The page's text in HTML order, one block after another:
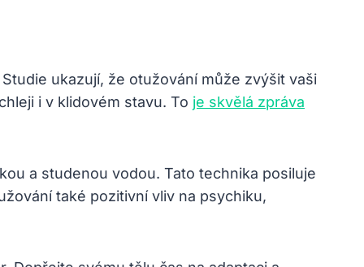
ukazují, že otužování může zvýšit vaši
i v klidovém stavu. To je skvělá zpráva
a studenou vodou. Tato technika posiluje
také pozitivní vliv na psychiku,